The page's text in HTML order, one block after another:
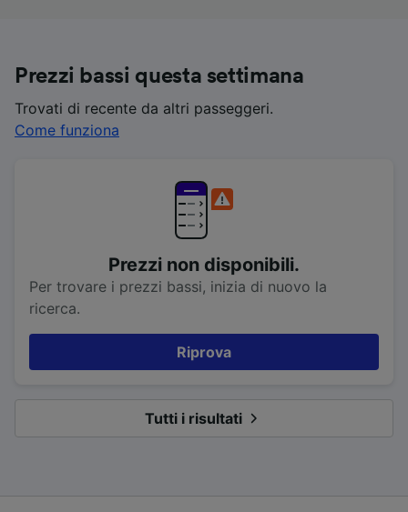
Prezzi bassi questa settimana
Trovati di recente da altri passeggeri.
Come funziona
Prezzi non disponibili.
Per trovare i prezzi bassi, inizia di nuovo la
ricerca.
Riprova
Tutti i risultati